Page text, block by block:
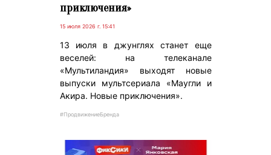
приключения»
15 июля 2026 г. 15:41
13 июля в джунглях станет еще
веселей: на телеканале
«Мультиландия» выходят новые
выпуски мультсериала «Маугли и
Акира. Новые приключения».
#ПродвижениеБренда